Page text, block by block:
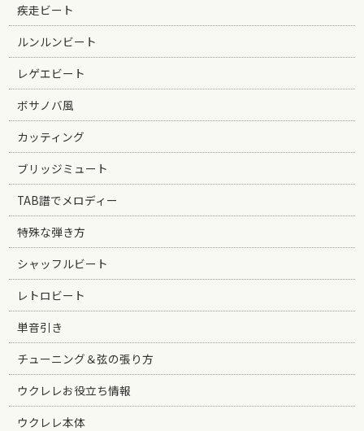
疾走ビート
ルンルンビート
レゲエビート
ボサノバ風
カッティング
ブリッジミュート
TAB譜でメロディー
特殊な弾き方
シャッフルビート
レトロビート
単音引き
チューニング＆弦の張り方
ウクレレお役立ち情報
ウクレレ本体